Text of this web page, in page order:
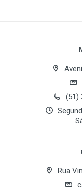
Email Address
(51)
Rua